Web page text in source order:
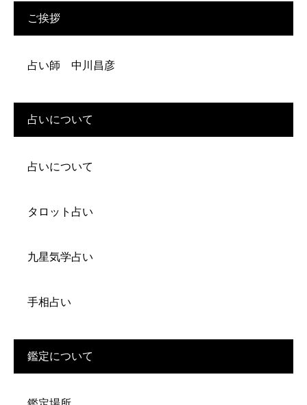
ご挨拶
占い師 中川昌彦
占いについて
占いについて
タロット占い
九星気学占い
手相占い
鑑定について